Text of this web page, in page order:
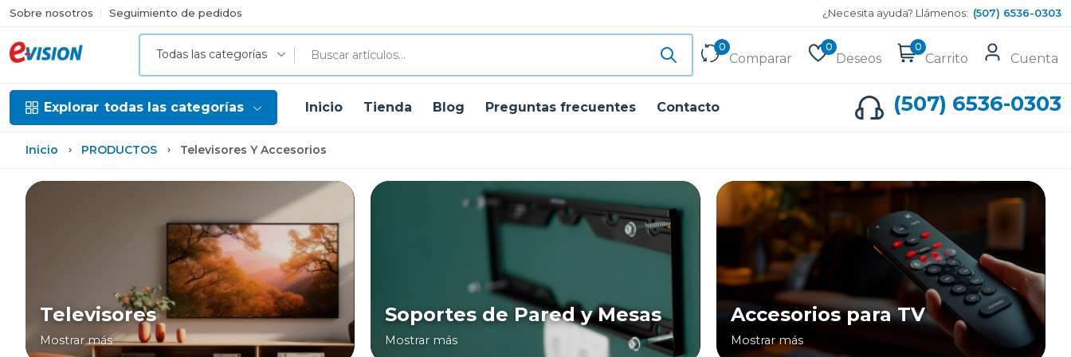
Sobre nosotros Seguimiento de pedidos ¿Necesita ayuda? Llámenos: (507) 6536-0303
Todas las categorías
0
Comparar
0
Deseos
0
Carrito Cuenta
Explorar todas las categorías Inicio Tienda Blog Preguntas frecuentes Contacto (507) 6536-0303
Inicio PRODUCTOS Televisores Y Accesorios
Televisores
Mostrar más
Soportes de Pared y Mesas
Mostrar más
Accesorios para TV
Mostrar más